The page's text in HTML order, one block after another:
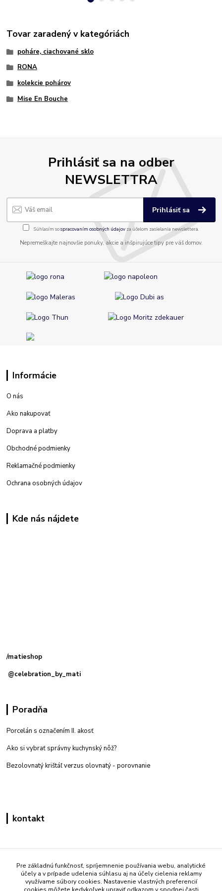
Tovar zaradený v kategóriách
poháre, ciachované sklo
RONA
kolekcie pohárov
Mise En Bouche
Prihlásiť sa na odber
NEWSLETTRA
Prihlásiť sa
Súhlasím sospracovaním osobných údajov za účelom zasielania newslettera.
Nepremeškajte najnovšie ponuky, akcie a inšpirujúce tipy pre váš domov.
Informácie
O nás
Ako nakupovať
Doprava a platby
Obchodné podmienky
Reklamačné podmienky
Ochrana osobných údajov
Kde nás nájdete
/matieshop
@celebration_by_mati
Poradňa
Porcelán s označením II. akosť
Ako si vybrať správny kuchynský nôž?
Bezolovnatý krištáľ verzus olovnatý - porovnanie
kontakt
+421 908 861 051
(Po - Pia 7:30-15:30)
Pre základnú funkčnosť, spríjemnenie používania webu, analytické
účely a v prípade udelenia súhlasu aj na účely cielenia reklamy
využívame súbory cookies. Nastavenie vlastných preferencií